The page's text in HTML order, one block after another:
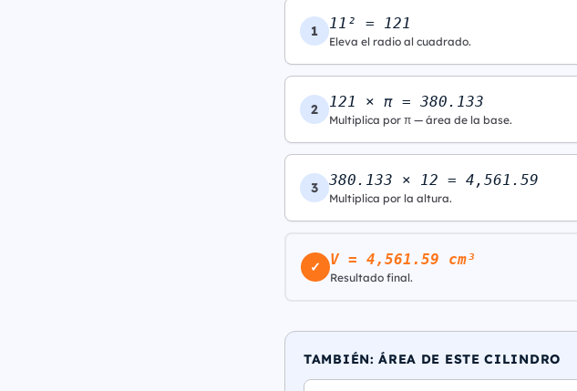
1 11² = 121
Eleva el radio al cuadrado.
2 121 × π = 380.133
Multiplica por π — área de la base.
3 380.133 × 12 = 4,561.59
Multiplica por la altura.
✓ V = 4,561.59 cm³
Resultado final.
TAMBIÉN: ÁREA DE ESTE CILINDRO